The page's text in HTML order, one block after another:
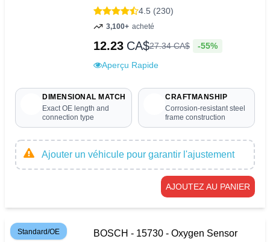
4.5 (230)
3,100+ acheté
12.23 CA$27.34CA$ -55%
Aperçu Rapide
DIMENSIONAL MATCH
Exact OE length and
connection type
CRAFTMANSHIP
Corrosion-resistant steel
frame construction
Ajouter un véhicule pour garantir l'ajustement
AJOUTEZ AU PANIER
Standard/OE BOSCH - 15730 - Oxygen Sensor